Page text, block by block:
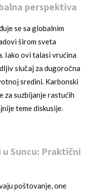
perspektiva
se sa globalnim
širom sveta
Iako ovi talasi vrućina
slučaj za dugoročna
sredini. Karbonski
za suzbijanje rastućih
teme diskusije.
Suncu: Praktični
poštovanje, one